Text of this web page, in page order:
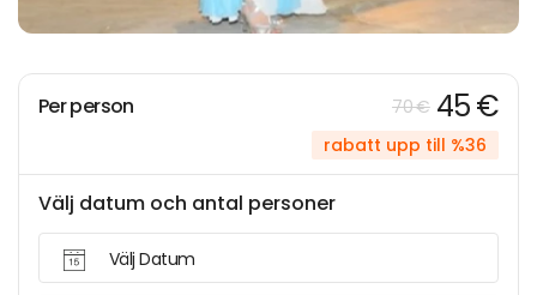
Per person 70 € 45 €
rabatt upp till %36
Välj datum och antal personer
Välj Datum